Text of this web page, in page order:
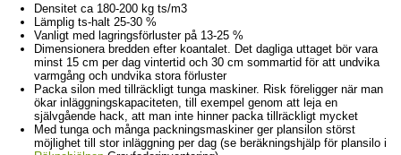
Densitet ca 180-200 kg ts/m3
Lämplig ts-halt 25-30 %
Vanligt med lagringsförluster på 13-25 %
Dimensionera bredden efter koantalet. Det dagliga uttaget bör vara
minst 15 cm per dag vintertid och 30 cm sommartid för att undvika
varmgång och undvika stora förluster
Packa silon med tillräckligt tunga maskiner. Risk föreligger när man
ökar inläggningskapaciteten, till exempel genom att leja en
självgående hack, att man inte hinner packa tillräckligt mycket
Med tunga och många packningsmaskiner ger plansilon störst
möjlighet till stor inläggning per dag (se beräkningshjälp för plansilo i